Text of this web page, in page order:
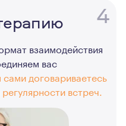
4
взаимодействия
вас
сами договариваетесь
встреч.